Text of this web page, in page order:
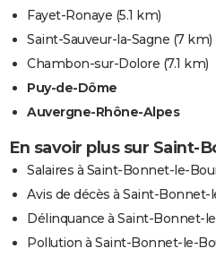
Fayet-Ronaye (5.1 km)
Saint-Sauveur-la-Sagne (7 km)
Chambon-sur-Dolore (7.1 km)
Puy-de-Dôme
Auvergne-Rhône-Alpes
En savoir plus sur Saint-
Salaires à Saint-Bonnet-le-
Avis de décès à Saint-Bonnet-
Délinquance à Saint-Bonnet-
Pollution à Saint-Bonnet-le-